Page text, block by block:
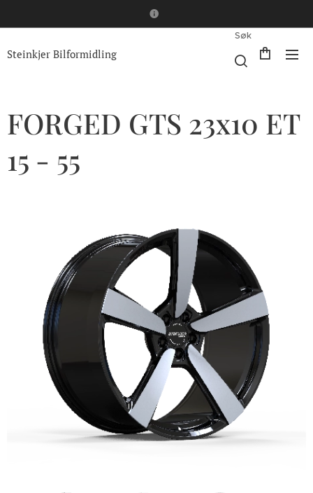
Steinkjer Bilformidling
Søk
FORGED GTS 23x10 ET
15 - 55